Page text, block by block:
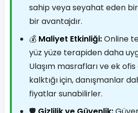
sahip veya seyahat eden
bir avantajdır.
💰 Maliyet Etkinliği:Online
yüz yüze terapiden daha
Ulaşım masrafları ve ek
kalktığı için, danışmanlar
fiyatlar sunabilirler.